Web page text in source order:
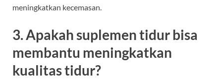
meningkatkan kecemasan.
3. Apakah suplemen tidur bisa
membantu meningkatkan
kualitas tidur?